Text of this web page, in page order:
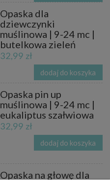
Opaska dla
dziewczynki
muślinowa | 9-24 mc |
butelkowa zieleń
32,99 zł
dodaj do koszyka
Opaska pin up
muślinowa | 9-24 mc |
eukaliptus szałwiowa
32,99 zł
dodaj do koszyka
Opaska na głowę dla